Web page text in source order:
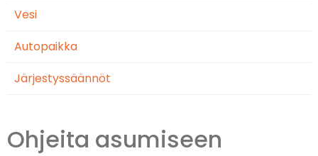
Vesi
Autopaikka
Järjestyssäännöt
Ohjeita asumiseen